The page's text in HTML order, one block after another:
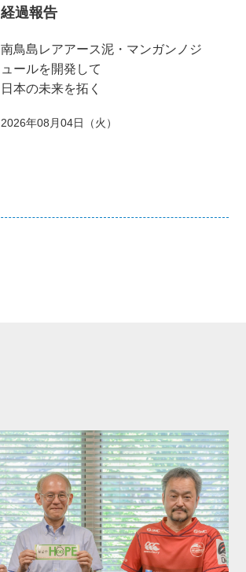
経過報告
南鳥島レアアース泥・マンガンノジ
ュールを開発して
日本の未来を拓く
2026年08月04日（火）